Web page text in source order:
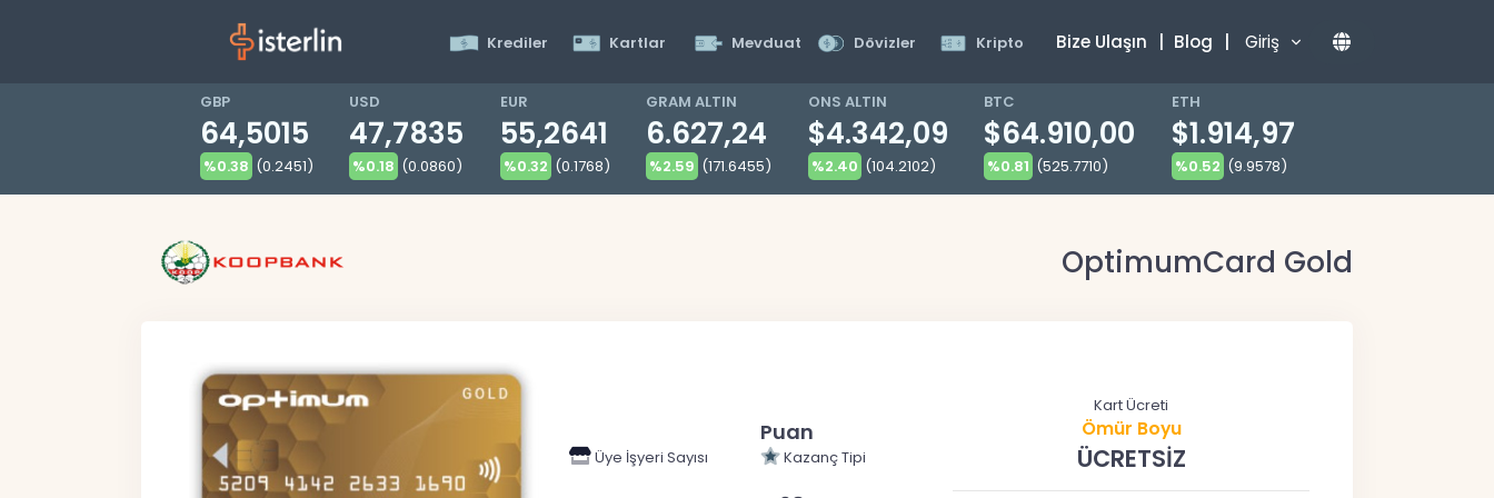
Krediler Kartlar Mevduat Dövizler Kripto Bize Ulaşın | Blog | Giriş
GBP
64,5015
%0.38 (0.2451)
USD
47,7835
%0.18 (0.0860)
EUR
55,2641
%0.32 (0.1768)
GRAM ALTIN
6.627,24
%2.59 (171.6455)
ONS ALTIN
$4.342,09
%2.40 (104.2102)
BTC
$64.910,00
%0.81 (525.7710)
ETH
$1.914,97
%0.52 (9.9578)
OptimumCard Gold
Üye İşyeri Sayısı
Puan
Kazanç Tipi
Kart Ücreti
Ömür Boyu
ÜCRETSİZ